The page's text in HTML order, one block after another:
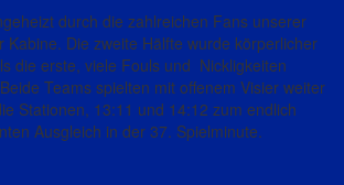
durch die zahlreichen Fans unserer
Kabine. Die zweite Hälfte wurde körperlicher
die erste, viele Fouls und Nickligkeiten
Teams spielten mit offenem Visier weiter
Stationen, 13:11 und 14:12 zum endlich
Ausgleich in der 37. Spielminute.